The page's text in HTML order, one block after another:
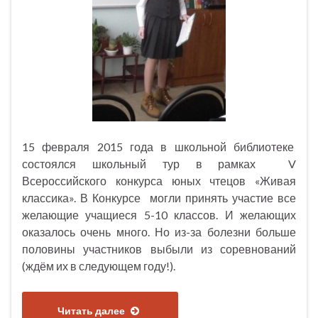
15 февраля 2015 года в школьной библиотеке
состоялся школьный тур в рамках V
Всероссийского конкурса юных чтецов «Живая
классика». В Конкурсе могли принять участие все
желающие учащиеся 5-10 классов. И желающих
оказалось очень много. Но из-за болезни больше
половины участников выбыли из соревнований
(ждём их в следующем году!).
Читать далее